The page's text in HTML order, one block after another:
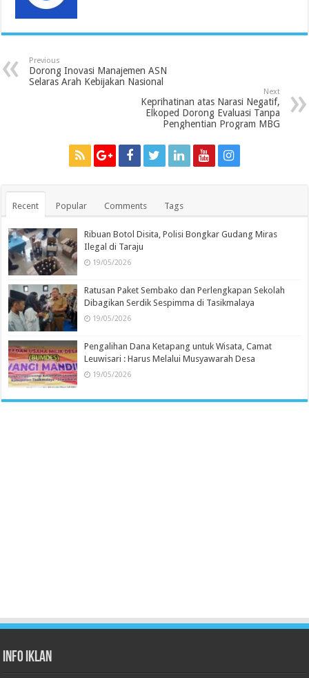
Previous
Dorong Inovasi Manajemen ASN
Selaras Arah Kebijakan Nasional
Next
Keprihatinan atas Narasi Negatif,
Elkoped Dorong Evaluasi Tanpa
Penghentian Program MBG
Recent Popular Comments Tags
Ribuan Botol Disita, Polisi Bongkar Gudang Miras
Ilegal di Taraju
19/05/2026
Ratusan Paket Sembako dan Perlengkapan Sekolah
Dibagikan Serdik Sespimma di Tasikmalaya
19/05/2026
Pengalihan Dana Ketapang untuk Wisata, Camat
Leuwisari : Harus Melalui Musyawarah Desa
19/05/2026
Info Iklan